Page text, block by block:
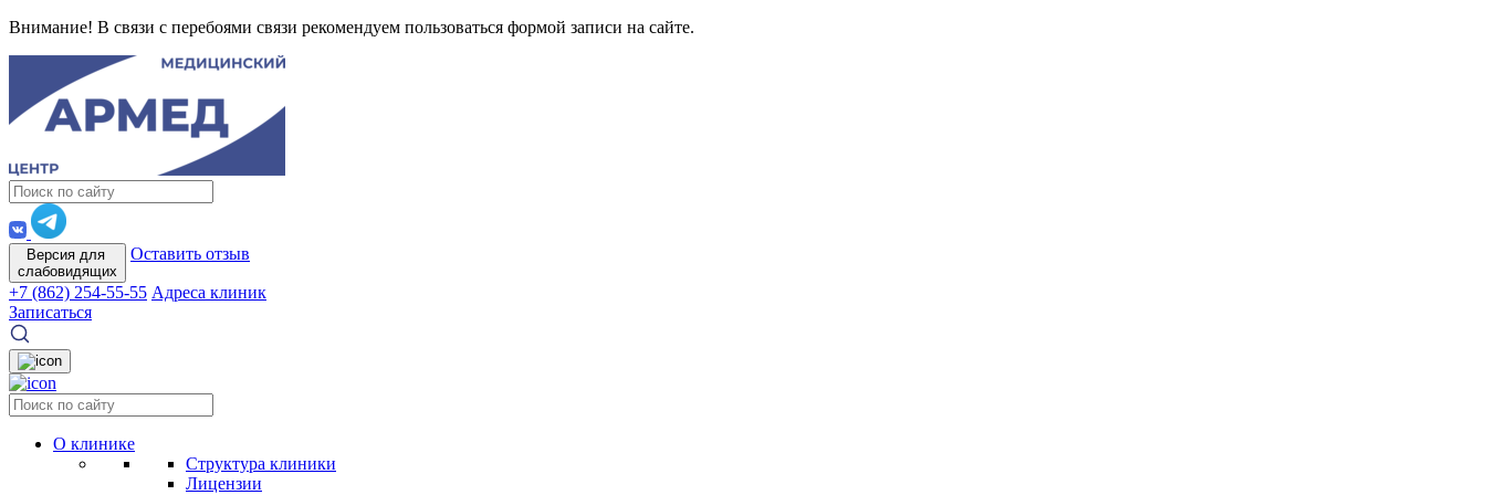
Внимание! В связи с перебоями связи рекомендуем пользоваться формой записи на сайте.
Версия для
слабовидящих
Оставить отзыв
+7 (862) 254-55-55 Адреса клиник
Записаться
О клинике
Структура клиники
Лицензии